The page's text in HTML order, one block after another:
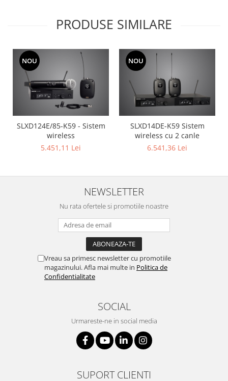
PRODUSE SIMILARE
NOU
SLXD124E/85-K59 - Sistem
wireless
5.451,11 Lei
NOU
SLXD14DE-K59 Sistem
wireless cu 2 canle
6.541,36 Lei
NEWSLETTER
Nu rata ofertele si promotiile noastre
Vreau sa primesc newsletter cu promotiile
magazinului. Afla mai multe in Politica de
Confidentialitate
SOCIAL
Urmareste-ne in social media
SUPORT CLIENTI